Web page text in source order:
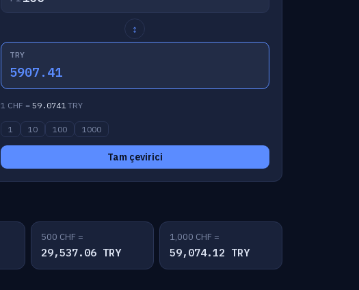
↕
TRY
5907.41
1 CHF = 59.0741TRY
1 10 100 1000
Tam çevirici
500 CHF =
29,537.06 TRY
1,000 CHF =
59,074.12 TRY